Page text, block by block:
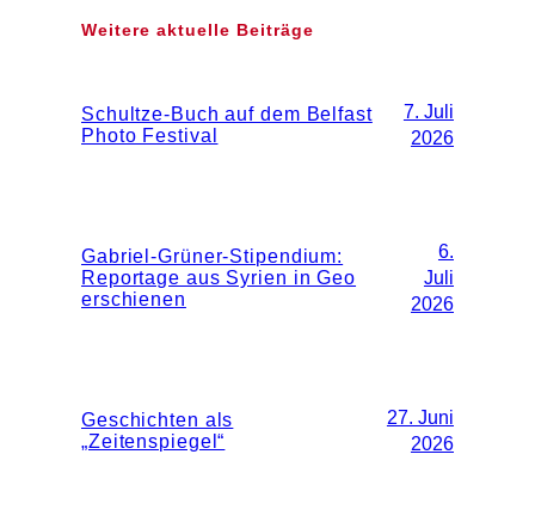
Weitere aktuelle Beiträge
Schultze-Buch auf dem Belfast
Photo Festival
7. Juli
2026
Gabriel-Grüner-Stipendium:
Reportage aus Syrien in Geo
erschienen
6.
Juli
2026
Geschichten als
„Zeitenspiegel“
27. Juni
2026